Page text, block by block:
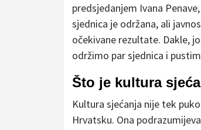
predsjedanjem Ivana
sjednica je održana, ali
očekivane rezultate. Dakle,
održimo par sjednica i
Što je kultura
Kultura sjećanja nije tek
Hrvatsku. Ona